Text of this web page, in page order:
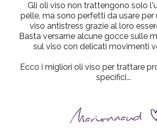
Gli oli viso non trattengono solo
pelle, ma sono perfetti da usare per
viso antistress grazie al loro
Basta versarne alcune gocce sulle
sul viso con delicati movimenti
Ecco i migliori oli viso per trattare
specifici...